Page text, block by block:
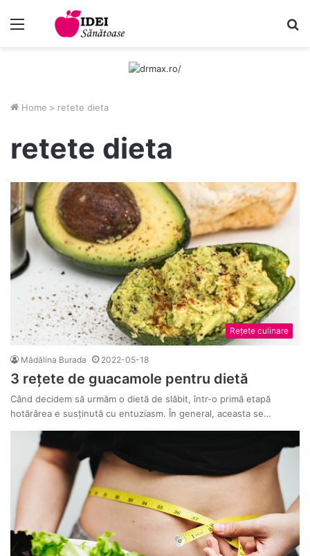
Home > retete dieta
retete dieta
Rețete culinare
Mădălina Burada 2022-05-18
3 rețete de guacamole pentru dietă
Când decidem să urmăm o dietă de slăbit, într-o primă etapă
hotărârea e susținută cu entuziasm. În general, aceasta se…